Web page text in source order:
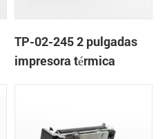
TP-02-245 2 pulgadas
impresora térmica